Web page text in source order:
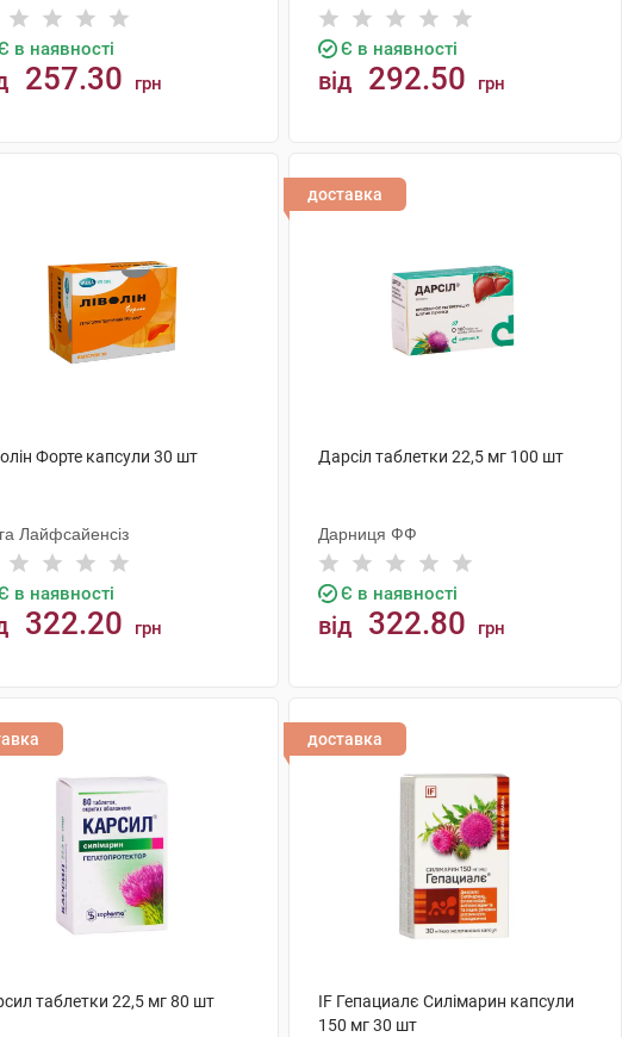
в наявності
257.30 грн
Є в наявності
від 292.50 грн
Форте капсули 30 шт
Лайфсайенсіз
в наявності
322.20 грн
доставка
Дарсіл таблетки 22,5 мг 100 шт
Дарниця ФФ
Є в наявності
від 322.80 грн
таблетки 22,5 мг 80 шт
доставка
IF Гепациалє Силімарин капсули
150 мг 30 шт